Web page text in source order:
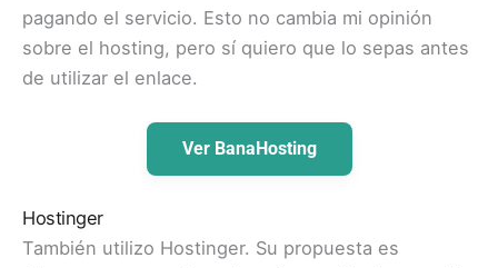
pagando el servicio. Esto no cambia mi opinión
sobre el hosting, pero sí quiero que lo sepas antes
de utilizar el enlace.
Ver BanaHosting
Hostinger
También utilizo Hostinger. Su propuesta es